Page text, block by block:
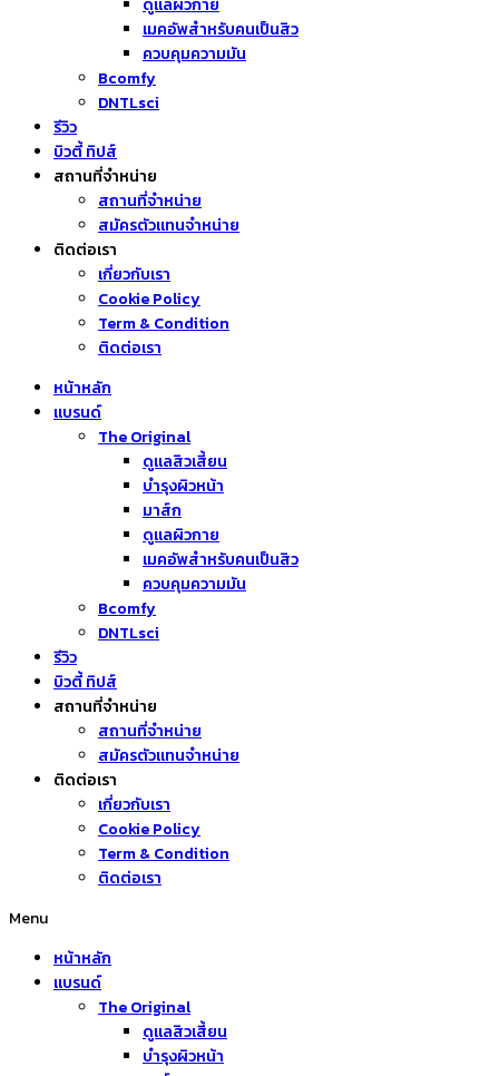
ดูแลผิวกาย
เมคอัพสำหรับคนเป็นสิว
ควบคุมความมัน
Bcomfy
DNTLsci
รีวิว
บิวตี้ ทิปส์
สถานที่จำหน่าย
สถานที่จำหน่าย
สมัครตัวแทนจำหน่าย
ติดต่อเรา
เกี่ยวกับเรา
Cookie Policy
Term & Condition
ติดต่อเรา
หน้าหลัก
แบรนด์
The Original
ดูแลสิวเสี้ยน
บำรุงผิวหน้า
มาส์ก
ดูแลผิวกาย
เมคอัพสำหรับคนเป็นสิว
ควบคุมความมัน
Bcomfy
DNTLsci
รีวิว
บิวตี้ ทิปส์
สถานที่จำหน่าย
สถานที่จำหน่าย
สมัครตัวแทนจำหน่าย
ติดต่อเรา
เกี่ยวกับเรา
Cookie Policy
Term & Condition
ติดต่อเรา
Menu
หน้าหลัก
แบรนด์
The Original
ดูแลสิวเสี้ยน
บำรุงผิวหน้า